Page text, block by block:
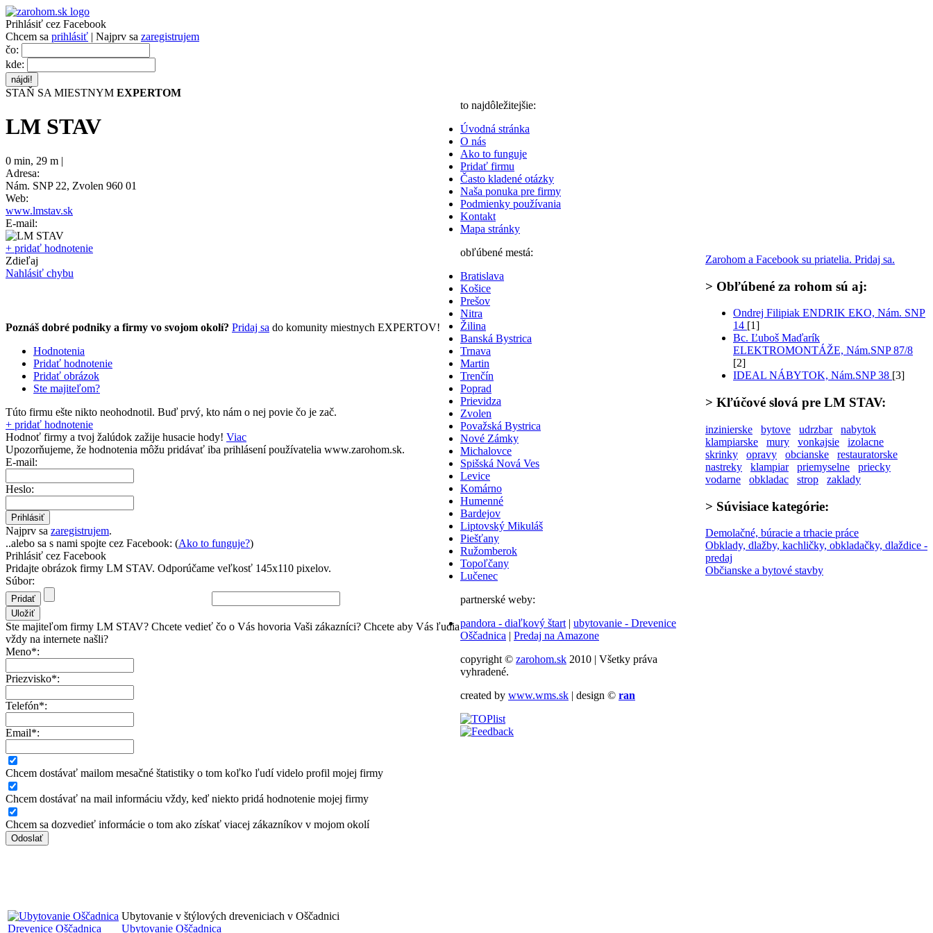
Prihlásiť cez Facebook
Chcem sa prihlásiť | Najprv sa zaregistrujem
čo:
kde:
STAŇ SA MIESTNYM EXPERTOM
LM STAV
0 min, 29 m |
Adresa:
Nám. SNP 22, Zvolen 960 01
Web:
www.lmstav.sk
E-mail:
+ pridať hodnotenie
Zdieľaj
Nahlásiť chybu
Poznáš dobré podniky a firmy vo svojom okolí? Pridaj sa do komunity miestnych EXPERTOV!
Hodnotenia
Pridať hodnotenie
Pridať obrázok
Ste majiteľom?
Túto firmu ešte nikto neohodnotil. Buď prvý, kto nám o nej povie čo je zač.
+ pridať hodnotenie
Hodnoť firmy a tvoj žalúdok zažije husacie hody! Viac
Upozorňujeme, že hodnotenia môžu pridávať iba prihlásení používatelia www.zarohom.sk.
E-mail:
Heslo:
Najprv sa zaregistrujem.
..alebo sa s nami spojte cez Facebook: (Ako to funguje?)
Prihlásiť cez Facebook
Pridajte obrázok firmy LM STAV. Odporúčame veľkosť 145x110 pixelov.
Súbor:
Ste majiteľom firmy LM STAV? Chcete vedieť čo o Vás hovoria Vaši zákazníci? Chcete aby Vás ľudia
vždy na internete našli?
Meno*:
Priezvisko*:
Telefón*:
Email*:
Chcem dostávať mailom mesačné štatistiky o tom koľko ľudí videlo profil mojej firmy
Chcem dostávať na mail informáciu vždy, keď niekto pridá hodnotenie mojej firmy
Chcem sa dozvedieť informácie o tom ako získať viacej zákazníkov v mojom okolí
Drevenice Oščadnica
Ubytovanie v štýlových dreveniciach v Oščadnici
Ubytovanie Oščadnica
Zarohom a Facebook su priatelia. Pridaj sa.
> Obľúbené za rohom sú aj:
Ondrej Filipiak ENDRIK EKO, Nám. SNP
14 [1]
Bc. Ľuboš Maďarík
ELEKTROMONTÁŽE, Nám.SNP 87/8
[2]
IDEAL NÁBYTOK, Nám.SNP 38 [3]
> Kľúčové slová pre LM STAV:
inzinierske bytove udrzbar
nabytok
klampiarske
mury vonkajsie
izolacne
skrinky
opravy obcianske
restauratorske
nastreky
klampiar priemyselne
priecky
vodarne
obkladac strop zaklady
> Súvisiace kategórie:
Demolačné, búracie a trhacie práce
Obklady, dlažby, kachličky, obkladačky, dlaždice -
predaj
Občianske a bytové stavby
to najdôležitejšie:
Úvodná stránka
O nás
Ako to funguje
Pridať firmu
Často kladené otázky
Naša ponuka pre firmy
Podmienky používania
Kontakt
Mapa stránky
obľúbené mestá:
Bratislava
Košice
Prešov
Nitra
Žilina
Banská Bystrica
Trnava
Martin
Trenčín
Poprad
Prievidza
Zvolen
Považská Bystrica
Nové Zámky
Michalovce
Spišská Nová Ves
Levice
Komárno
Humenné
Bardejov
Liptovský Mikuláš
Piešťany
Ružomberok
Topoľčany
Lučenec
partnerské weby:
pandora - diaľkový štart | ubytovanie - Drevenice
Oščadnica | Predaj na Amazone
copyright © zarohom.sk 2010 | Všetky práva
vyhradené.
created by www.wms.sk | design © ran